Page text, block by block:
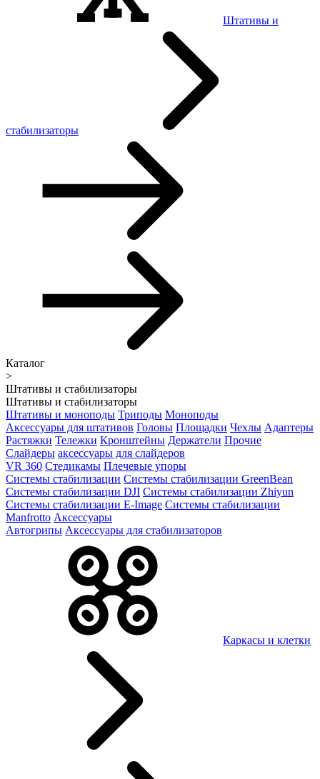
Штативы и
стабилизаторы
Каталог
>
Штативы и стабилизаторы
Штативы и стабилизаторы
Штативы и моноподы Триподы Моноподы
Аксессуары для штативов Головы Площадки Чехлы Адаптеры
Растяжки Тележки Кронштейны Держатели Прочие
Слайдеры аксессуары для слайдеров
VR 360 Стедикамы Плечевые упоры
Системы стабилизации Системы стабилизации GreenBean
Системы стабилизации DJI Системы стабилизации Zhiyun
Системы стабилизации E-Image Системы стабилизации
Manfrotto Аксессуары
Автогрипы Аксессуары для стабилизаторов
Каркасы и клетки